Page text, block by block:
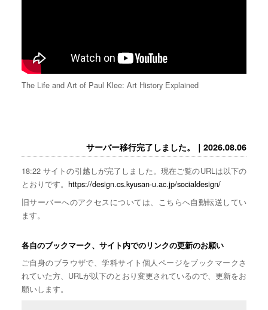
The Life and Art of Paul Klee: Art History Explained
サーバー移行完了しました。｜2026.08.06
18:22 サイトの引越しが完了しました。現在ご覧のURLは以下の
とおりです。 https://design.cs.kyusan-u.ac.jp/socialdesign/
旧サーバーへのアクセスについては、こちらへ自動転送してい
ます。
各自のブックマーク、サイト内でのリンクの更新のお願い
ご自身のブラウザで、学科サイト個人ページをブックマークさ
れていた方、URLが以下のとおり変更されているので、更新をお
願いします。